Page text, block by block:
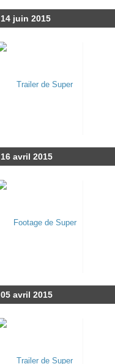
14 juin 2015
16 avril 2015
05 avril 2015